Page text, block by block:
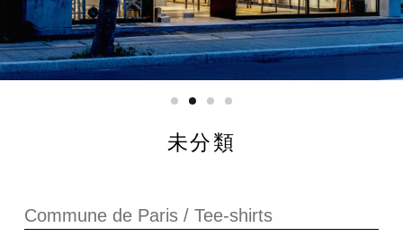
未分類
Commune de Paris / Tee-shirts